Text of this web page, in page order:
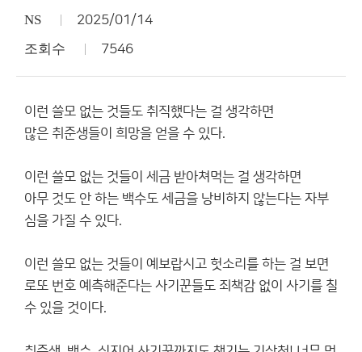
NS 2025/01/14
조회수 7546
이런 쓸모 없는 것들도 취직했다는 걸 생각하면
많은 취준생들이 희망을 얻을 수 있다.
이런 쓸모 없는 것들이 세금 받아쳐먹는 걸 생각하면
아무 것도 안 하는 백수도 세금을 낭비하지 않는다는 자부
심을 가질 수 있다.
이런 쓸모 없는 것들이 예보랍시고 헛소리를 하는 걸 보면
로또 번호 예측해준다는 사기꾼들도 죄책감 없이 사기를 칠
수 있을 것이다.